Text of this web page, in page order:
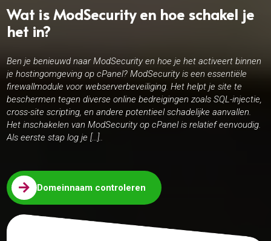
Wat is ModSecurity en hoe schakel je
het in?
Ben je benieuwd naar ModSecurity en hoe je het activeert binnen
je hostingomgeving op cPanel? ModSecurity is een essentiële
firewallmodule voor webserverbeveiliging. Het helpt je site te
beschermen tegen diverse online bedreigingen zoals SQL-injectie,
cross-site scripting, en andere potentieel schadelijke aanvallen.
Het inschakelen van ModSecurity op cPanel is relatief eenvoudig.
Als eerste stap log je […]..
 Domeinnaam controleren